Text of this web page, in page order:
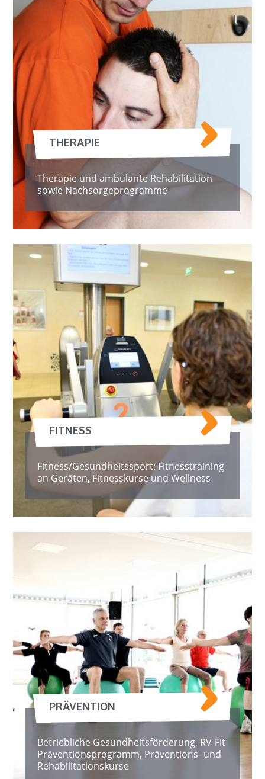
THERAPIE
Therapie und ambulante Rehabilitation
sowie Nachsorgeprogramme
FITNESS
Fitness/Gesundheitssport: Fitnesstraining
an Geräten, Fitnesskurse und Wellness
PRÄVENTION
Betriebliche Gesundheitsförderung, RV-Fit
Präventionsprogramm, Präventions- und
Rehabilitationskurse